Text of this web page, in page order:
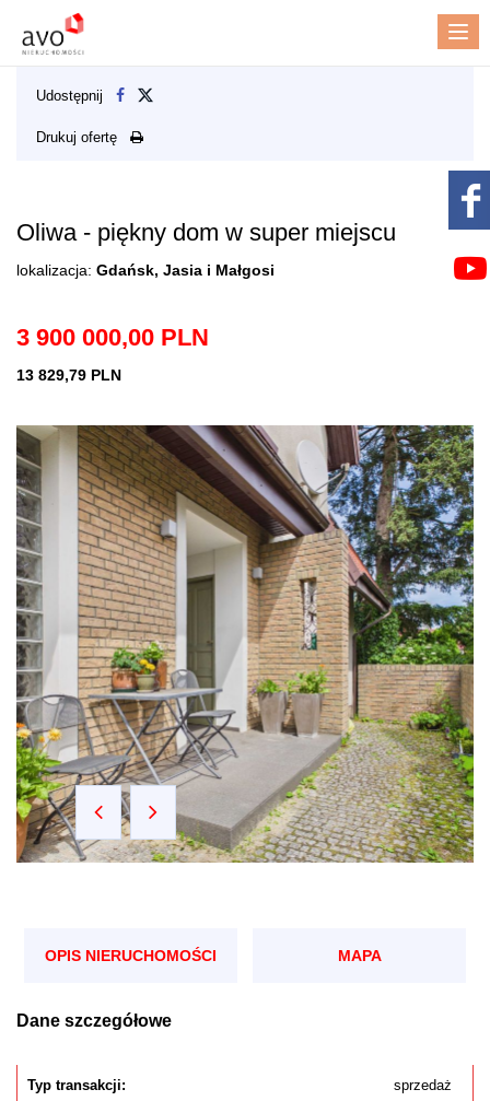
Udostępnij
Drukuj ofertę
Oliwa - piękny dom w super miejscu
lokalizacja: Gdańsk, Jasia i Małgosi
3 900 000,00 PLN
13 829,79 PLN
OPIS NIERUCHOMOŚCI MAPA
Dane szczegółowe
Typ transakcji:
sprzedaż